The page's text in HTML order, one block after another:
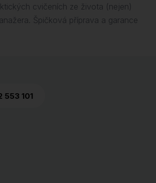
cvičeních ze života (nejen)
Špičková příprava a garance
553 101